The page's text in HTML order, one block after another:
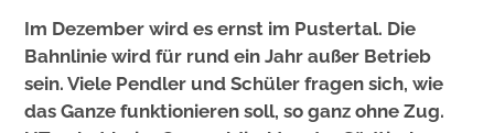
Im Dezember wird es ernst im Pustertal. Die
Bahnlinie wird für rund ein Jahr außer Betrieb
sein. Viele Pendler und Schüler fragen sich, wie
das Ganze funktionieren soll, so ganz ohne Zug.